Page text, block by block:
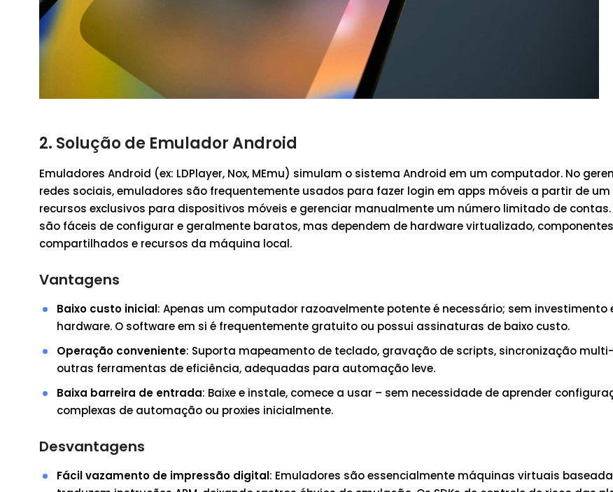
2. Solução de Emulador Android
Emuladores Android (ex: LDPlayer, Nox, MEmu) simulam o sistema Android em um computador. No
redes sociais, emuladores são frequentemente usados para fazer login em apps móveis a partir de um
recursos exclusivos para dispositivos móveis e gerenciar manualmente um número limitado de contas.
são fáceis de configurar e geralmente baratos, mas dependem de hardware virtualizado,
compartilhados e recursos da máquina local.
Vantagens
Baixo custo inicial: Apenas um computador razoavelmente potente é necessário; sem investimento
hardware. O software em si é frequentemente gratuito ou possui assinaturas de baixo custo.
Operação conveniente: Suporta mapeamento de teclado, gravação de scripts, sincronização
outras ferramentas de eficiência, adequadas para automação leve.
Baixa barreira de entrada: Baixe e instale, comece a usar – sem necessidade de aprender
complexas de automação ou proxies inicialmente.
Desvantagens
Fácil vazamento de impressão digital: Emuladores são essencialmente máquinas virtuais